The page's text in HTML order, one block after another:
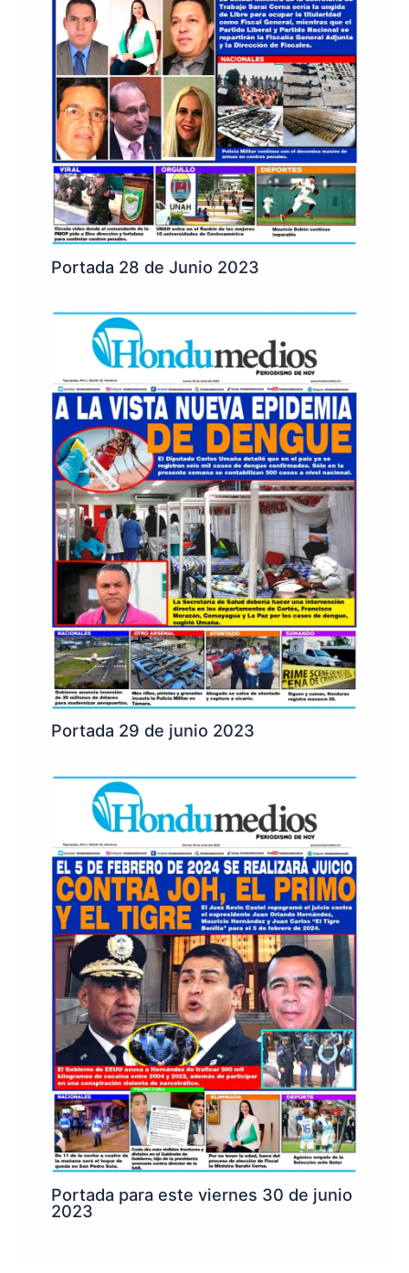
Portada 28 de Junio 2023
Portada 29 de junio 2023
Portada para este viernes 30 de junio
2023